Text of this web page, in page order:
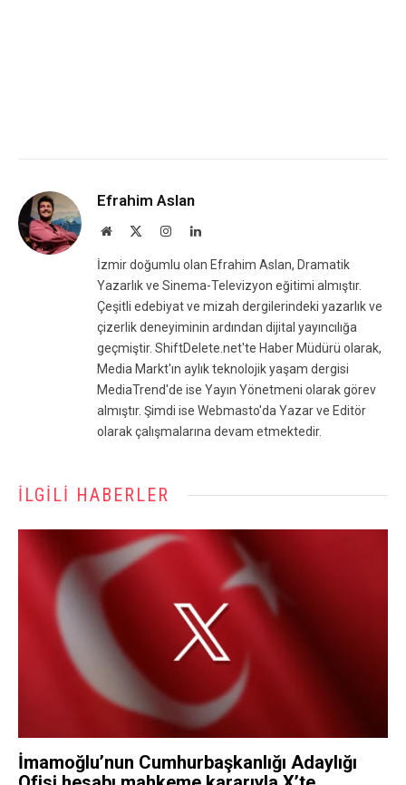
Efrahim Aslan
Website InstagramLinkedIn
İzmir doğumlu olan Efrahim Aslan, Dramatik
Yazarlık ve Sinema-Televizyon eğitimi almıştır.
Çeşitli edebiyat ve mizah dergilerindeki yazarlık ve
çizerlik deneyiminin ardından dijital yayıncılığa
geçmiştir. ShiftDelete.net'te Haber Müdürü olarak,
Media Markt'ın aylık teknolojik yaşam dergisi
MediaTrend'de ise Yayın Yönetmeni olarak görev
almıştır. Şimdi ise Webmasto'da Yazar ve Editör
olarak çalışmalarına devam etmektedir.
İLGILI HABERLER
İmamoğlu’nun Cumhurbaşkanlığı Adaylığı